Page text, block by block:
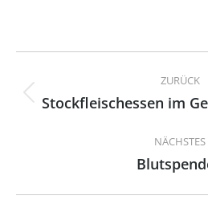
ZURÜCK
Stockfleischessen im
NÄCHSTES